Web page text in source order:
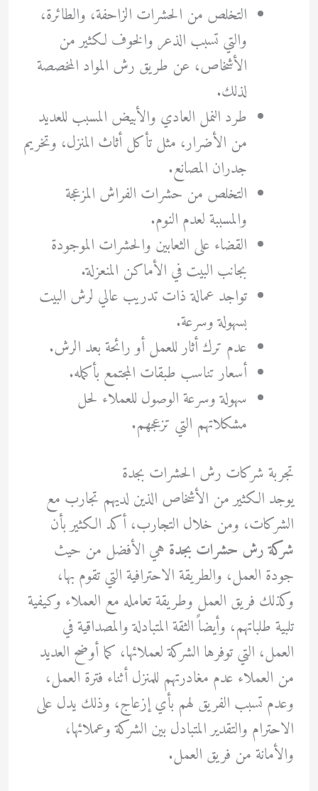
التخلص من الحشرات الزاحفة، والطائرة،
والتي تسبب الذعر والخوف لكثير من
الأشخاص، عن طريق رش المواد المخصصة
لذلك.
طرد النمل العادي والأبيض المسبب للعديد
من الأضرار، مثل تأكل أثاث المنزل، وتخريم
جدران المصانع.
التخلص من حشرات الفراش المزعجة
والمسببة لعدم النوم.
القضاء على الثعابين والحشرات الموجودة
بجانب البيت في الأماكن المنعزلة.
تواجد عمالة ذات تدريب عالي لرش البيت
بسهولة وسرعة.
عدم ترك أثار للعمل أو رائحة بعد الرش.
أسعار تناسب طبقات المجتمع بأكمله.
سهولة وسرعة الوصول للعملاء لحل
مشكلاتهم التي تزعجهم.
تجربة شركات رش الحشرات بجدة
يوجد الكثير من الأشخاص الذين لديهم تجارب مع
الشركات، ومن خلال التجارب، أكد الكثير بأن
شركة رش حشرات بجدة هي الأفضل من حيث
جودة العمل، والطريقة الاحترافية التي تقوم بها،
وكذلك فريق العمل وطريقة تعامله مع العملاء وكيفية
تلبية طلباتهم، وأيضاً الثقة المتبادلة والمصداقية في
العمل، التي توفرها الشركة لعملائها، كما أوضح العديد
من العملاء عدم مغادرتهم للمنزل أثناء فترة العمل،
وعدم تسبب الفريق لهم بأي إزعاج، وذلك يدل على
الاحترام والتقدير المتبادل بين الشركة وعملائها،
والأمانة من فريق العمل.